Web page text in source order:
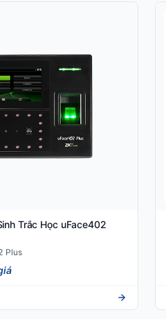
Trắc Học uFace402
Plus